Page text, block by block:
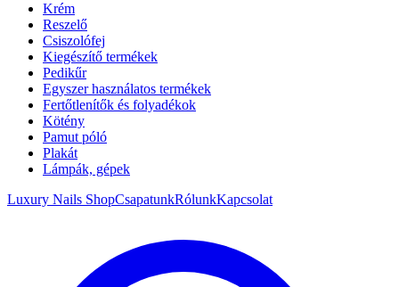
Krém
Reszelő
Csiszolófej
Kiegészítő termékek
Pedikűr
Egyszer használatos termékek
Fertőtlenítők és folyadékok
Kötény
Pamut póló
Plakát
Lámpák, gépek
Luxury Nails ShopCsapatunkRólunkKapcsolat